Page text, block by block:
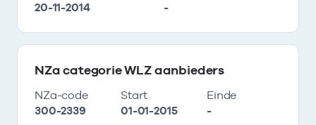
20-11-2014
-
NZa categorie WLZ aanbieders
NZa-code
300-2339
Start
01-01-2015
Einde
-